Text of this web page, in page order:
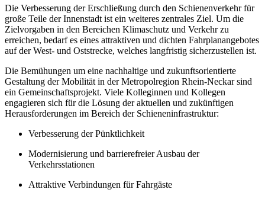
Die Verbesserung der Erschließung durch den Schienenverkehr für
große Teile der Innenstadt ist ein weiteres zentrales Ziel. Um die
Zielvorgaben in den Bereichen Klimaschutz und Verkehr zu
erreichen, bedarf es eines attraktiven und dichten Fahrplanangebotes
auf der West- und Oststrecke, welches langfristig sicherzustellen ist.
Die Bemühungen um eine nachhaltige und zukunftsorientierte
Gestaltung der Mobilität in der Metropolregion Rhein-Neckar sind
ein Gemeinschaftsprojekt. Viele Kolleginnen und Kollegen
engagieren sich für die Lösung der aktuellen und zukünftigen
Herausforderungen im Bereich der Schieneninfrastruktur:
Verbesserung der Pünktlichkeit
Modernisierung und barrierefreier Ausbau der
Verkehrsstationen
Attraktive Verbindungen für Fahrgäste